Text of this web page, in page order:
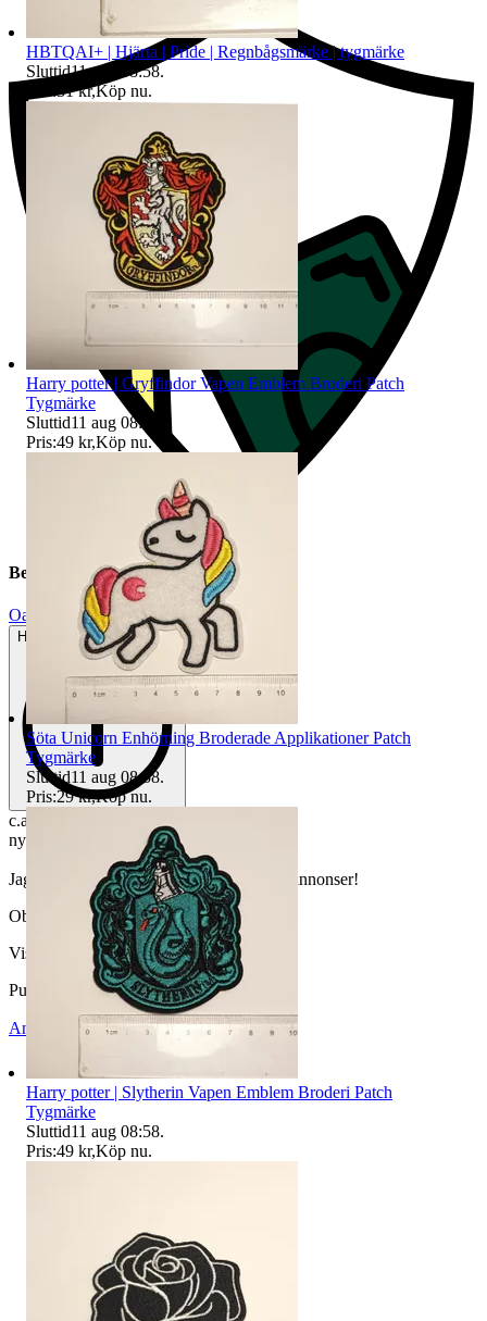
Beskrivning
Oanvänt
Helt ny och aldrig använd
c.a 6,5 cm I diameter
ny
Jag samfraktar så kolla gärna mina andra annonser!
Objektnr
740 119 053
Visningar
64
Publicerad
12 jul 08:58
Anmäl Sälj liknande
HBTQAI+ | Hjärta | Pride | Regnbågsmärke | tygmärke
Sluttid11 aug 08:58.
31 kr,Köp nu.
Harry potter | Gryffindor Vapen Emblem Broderi Patch
Tygmärke
Sluttid11 aug 08:58
Pris:49 kr,Köp nu.
Söta Unicorn Enhörning Broderade Applikationer Patch
Tygmärke
Sluttid11 aug 08:58.
Pris:29 kr,Köp nu.
Harry potter | Slytherin Vapen Emblem Broderi Patch
Tygmärke
Sluttid11 aug 08:58.
Pris:49 kr,Köp nu.